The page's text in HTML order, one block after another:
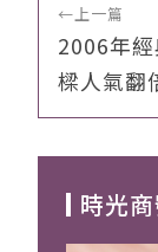
←上一篇
2006年
樑人氣翻
時光